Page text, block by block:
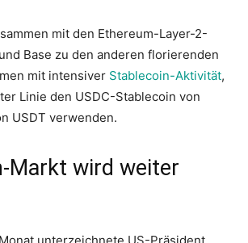
mit den Ethereum-Layer-2-
Base zu den anderen florierenden
mit intensiver Stablecoin-Aktivität,
Linie den USDC-Stablecoin von
USDT verwenden.
Markt wird weiter
unterzeichnete US-Präsident